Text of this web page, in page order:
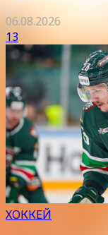
06.08.2026
13
ХОККЕЙ